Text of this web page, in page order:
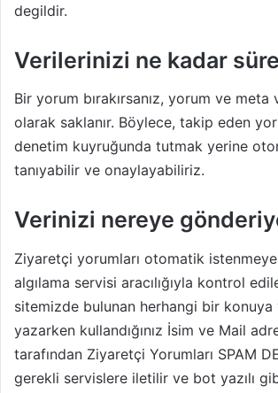
degildir.
Verilerinizi ne kadar
Bir yorum bırakırsanız, yorum ve meta
olarak saklanır. Böylece, takip eden
denetim kuyruğunda tutmak yerine
tanıyabilir ve onaylayabiliriz.
Verinizi nereye
Ziyaretçi yorumları otomatik
algılama servisi aracılığıyla kontrol
sitemizde bulunan herhangi bir
yazarken kullandığınız İsim ve Mail
tarafından Ziyaretçi Yorumları SPAM
gerekli servislere iletilir ve bot yazılı